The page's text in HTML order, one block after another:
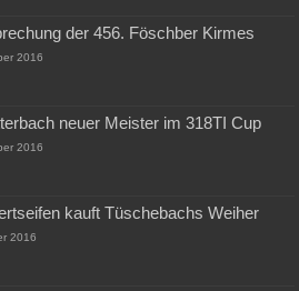
der 456. Föschber Kirmes
2016
neuer Meister im 318TI Cup
2016
kauft Tüschebachs Weiher
2016